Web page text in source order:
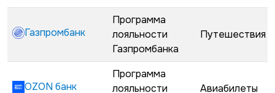
Газпромбанк
Программа
лояльности
Газпромбанка
Путешествия
OZON банк
Программа
лояльности
Авиабилеты